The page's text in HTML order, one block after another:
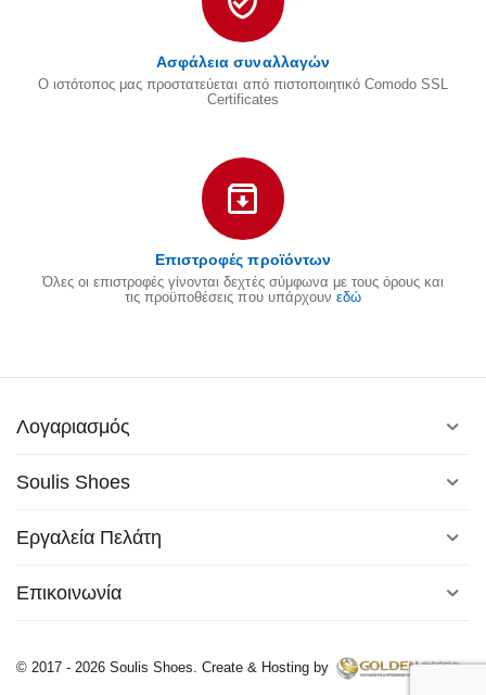
Ασφάλεια συναλλαγών
Ο ιστότοπος μας προστατεύεται από πιστοποιητικό Comodo SSL
Certificates
Επιστροφές προϊόντων
Όλες οι επιστροφές γίνονται δεχτές σύμφωνα με τους όρους και
τις προϋποθέσεις που υπάρχουν εδώ
Λογαριασμός
Soulis Shoes
Εργαλεία Πελάτη
Επικοινωνία
© 2017 - 2026 Soulis Shoes. Create & Hosting by